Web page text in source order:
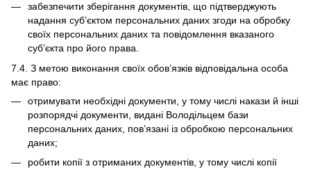
забезпечити зберігання документів, що підтверджують
надання суб’єктом персональних даних згоди на обробку
своїх персональних даних та повідомлення вказаного
суб’єкта про його права.
7.4. З метою виконання своїх обов’язків відповідальна особа
має право:
отримувати необхідні документи, у тому числі накази й інші
розпорядчі документи, видані Володільцем бази
персональних даних, пов’язані із обробкою персональних
даних;
робити копії з отриманих документів, у тому числі копії